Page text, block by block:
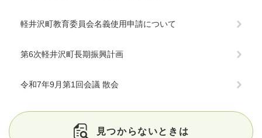
軽井沢町教育委員会名義使用申請について
第6次軽井沢町長期振興計画
令和7年9月第1回会議 散会
見つからないときは